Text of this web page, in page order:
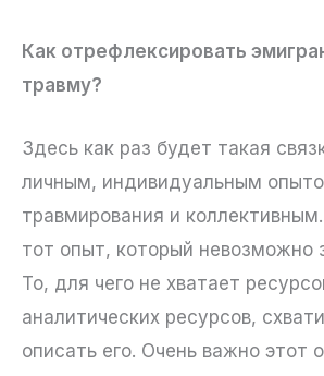
Как отрефлексировать
травму?
Здесь как раз будет такая
личным, индивидуальным
травмирования и
тот опыт, который невозможно
То, для чего не хватает
аналитических ресурсов,
описать его. Очень важно этот